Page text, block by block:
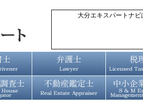
大分エキスパートナビ